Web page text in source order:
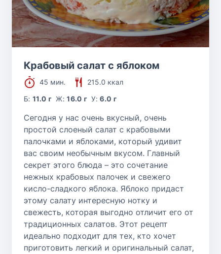
Крабовый салат с яблоком
45 мин.
215.0 ккал
Б:11.0 г Ж:16.0 г У:6.0 г
Сегодня у нас очень вкусный, очень
простой слоеный салат с крабовыми
палочками и яблоками, который удивит
вас своим необычным вкусом. Главный
секрет этого блюда – это сочетание
нежных крабовых палочек и свежего
кисло-сладкого яблока. Яблоко придаст
этому салату интересную нотку и
свежесть, которая выгодно отличит его от
традиционных салатов. Этот рецепт
идеально подходит для тех, кто хочет
приготовить легкий и оригинальный салат,